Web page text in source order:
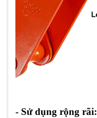
- Sử dụng rộng rãi: